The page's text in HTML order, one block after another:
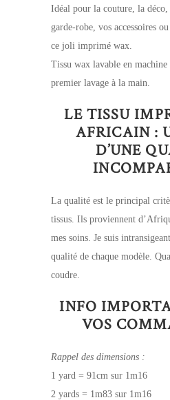
Idéal pour la couture, la
garde-robe, vos accessoires
ce joli imprimé wax.
Tissu wax lavable en machine
premier lavage à la main.
LE TISSU
AFRICAIN :
D’UNE
La qualité est le principal
tissus. Ils proviennent
mes soins. Je suis
qualité de chaque modèle.
coudre.
INFO
VOS
Rappel des dimensions :
1 yard = 91cm sur 1m16
2 yards = 1m83 sur 1m16